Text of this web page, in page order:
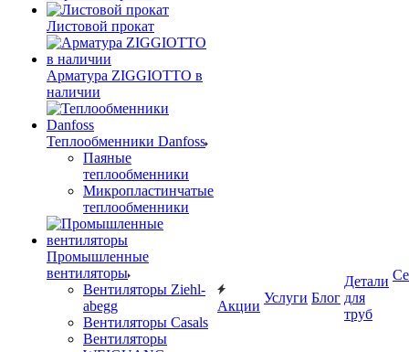
Листовой прокат
Арматура ZIGGIOTTO в
наличии
Теплообменники Danfoss
Паяные
теплообменники
Микропластинчатые
теплообменники
Промышленные
вентиляторы
Вентиляторы Ziehl-
abegg
Вентиляторы Casals
Вентиляторы
Акции
Услуги Блог
Детали
для
труб